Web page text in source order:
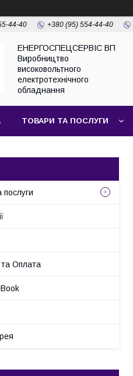
44-40 +380 (95) 554-44-40
ЕНЕРГОСПЕЦСЕРВІС ВП
Виробництво
високовольтного
електротехнічного
обладнання
ТОВАРИ ТА ПОСЛУГИ
послуги
та Оплата